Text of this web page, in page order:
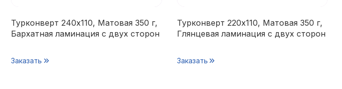
Турконверт 240х110, Матовая 350 г,
Бархатная ламинация с двух сторон
Заказать
Турконверт 220х110, Матовая 350 г,
Глянцевая ламинация с двух сторон
Заказать